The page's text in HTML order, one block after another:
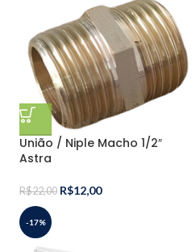
União / Niple Macho 1/2″
Astra
R$22,00 R$12,00
-17%